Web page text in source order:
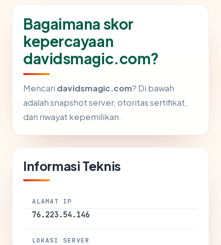
Bagaimana skor
kepercayaan
davidsmagic.com?
Mencari davidsmagic.com? Di bawah
adalah snapshot server, otoritas sertifikat,
dan riwayat kepemilikan.
Informasi Teknis
ALAMAT IP
76.223.54.146
LOKASI SERVER